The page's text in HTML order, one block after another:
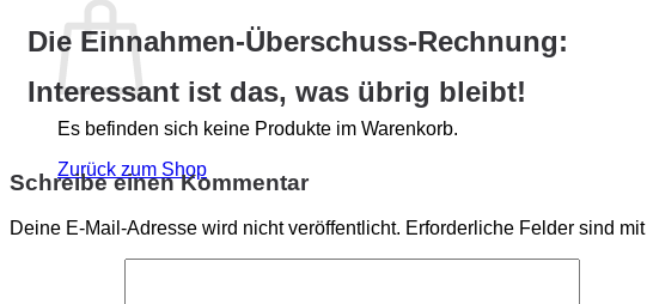
Es befinden sich keine Produkte im Warenkorb.
Zurück zum Shop
Die Einnahmen-Überschuss-Rechnung:
Interessant ist das, was übrig bleibt!
Schreibe einen Kommentar
Deine E-Mail-Adresse wird nicht veröffentlicht. Erforderliche Felder sind mit